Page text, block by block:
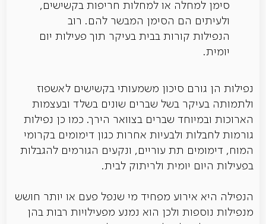
סימן למחלה או למחלות חריפות בקשישים,
ולעיתים הם הסימן המבשר להם. רוב
הנפילות קורות בבית בעיקר תוך פעילות יום
יומית.
נפילות הן גורם סיכון משמעותי בקשישים לאשפוז
ולתמותה בעיקר בשל שברים שונים בשלד ובעצמות
הארוכות ובמיוחד שברים בצוואר הירך. כמו כן נפילות
גורמות לחבלות ולבעיות אחרות כגון דימומים בקרומי
המוח, דימומים תת עוריים, ונקעים הגורמים להגבלות
בפעילות היום יומית ולריתוק לבית.
הנפילה היא אירוע מפחיד מי שנפל פעם או יותר חושש
מנפילות נוספות ולכן הוא נמנע מפעילויות רבות בהן